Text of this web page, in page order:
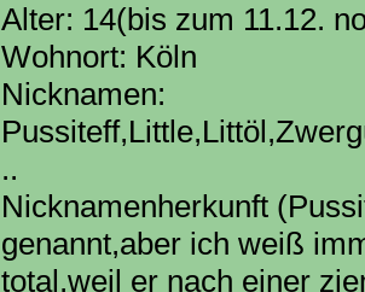
Alter: 14(bis zum 11.12.
Wohnort: Köln
Nicknamen:
..
Nicknamenherkunft
genannt,aber ich weiß
total,weil er nach einer